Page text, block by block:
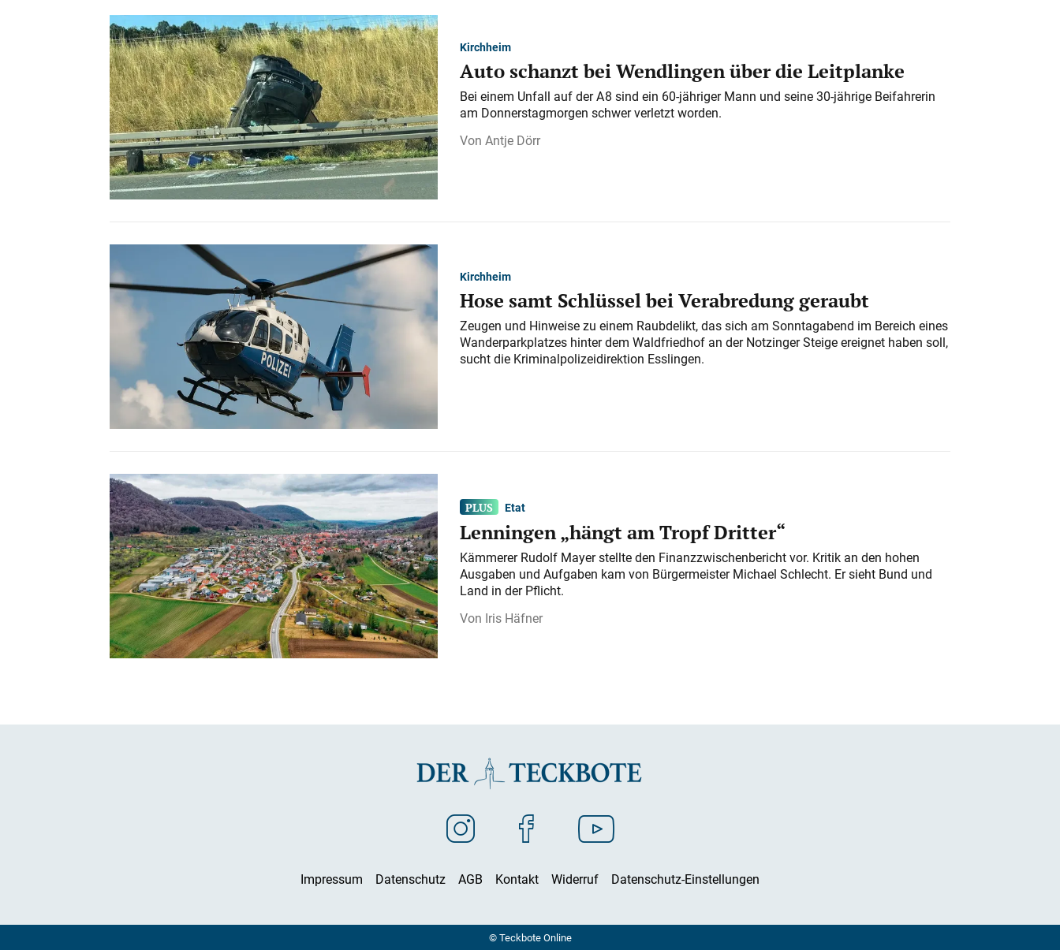
Kirchheim
Auto schanzt bei Wendlingen über die Leitplanke
Bei einem Unfall auf der A 8 sind ein 60-jähriger Mann und seine 30-jährige Beifahrerin
am Donnerstagmorgen schwer verletzt worden.
Antje Dörr
Kirchheim
Hose samt Schlüssel bei Verabredung geraubt
Zeugen und Hinweise zu einem Raubdelikt, das sich am Sonntagabend im Bereich eines
Wanderparkplatzes hinter dem Waldfriedhof an der Notzinger Steige ereignet haben soll,
sucht die Kriminalpolizeidirektion Esslingen.
Etat
Lenningen „hängt am Tropf Dritter“
Kämmerer Rudolf Mayer stellte den Finanzzwischenbericht vor. Kritik an den hohen
Ausgaben und Aufgaben kam von Bürgermeister Michael Schlecht. Er sieht Bund und
Land in der Pflicht.
Iris Häfner
Impressum Datenschutz AGB Kontakt Widerruf Datenschutz-Einstellungen
© Teckbote Online